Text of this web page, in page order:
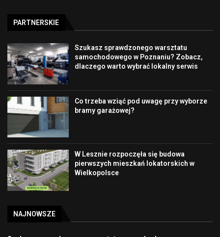
PARTNERSKIE
Szukasz sprawdzonego warsztatu
samochodowego w Poznaniu? Zobacz,
dlaczego warto wybrać lokalny serwis
Co trzeba wziąć pod uwagę przy wyborze
bramy garażowej?
W Lesznie rozpoczęła się budowa
pierwszych mieszkań lokatorskich w
Wielkopolsce
NAJNOWSZE